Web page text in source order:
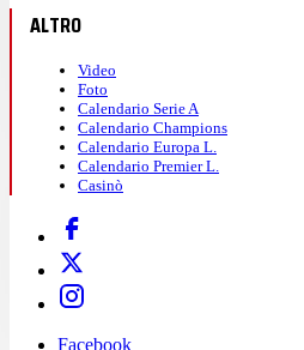
ALTRO
Video
Foto
Calendario Serie A
Calendario Champions
Calendario Europa L.
Calendario Premier L.
Casinò
Facebook